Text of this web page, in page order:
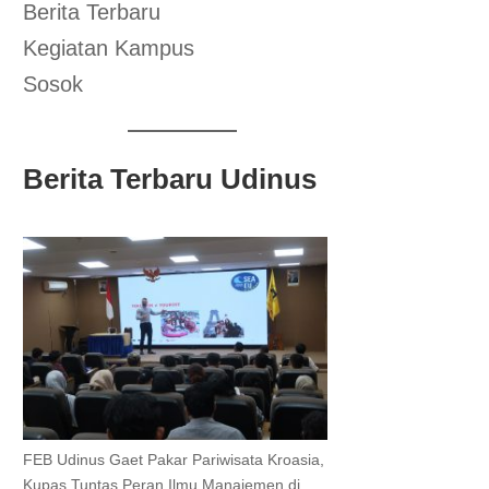
Berita Terbaru
Kegiatan Kampus
Sosok
Berita Terbaru Udinus
FEB Udinus Gaet Pakar Pariwisata Kroasia,
Kupas Tuntas Peran Ilmu Manajemen di